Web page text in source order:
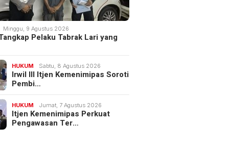
Minggu, 9 Agustus 2026
Pelaku Tabrak Lari yang
HUKUM Sabtu, 8 Agustus 2026
Irwil III Itjen Kemenimipas Soroti
Pembi…
HUKUM Jumat, 7 Agustus 2026
Itjen Kemenimipas Perkuat
Pengawasan Ter…